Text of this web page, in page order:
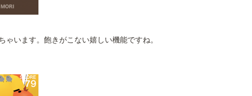
います。飽きがこない嬉しい機能ですね。